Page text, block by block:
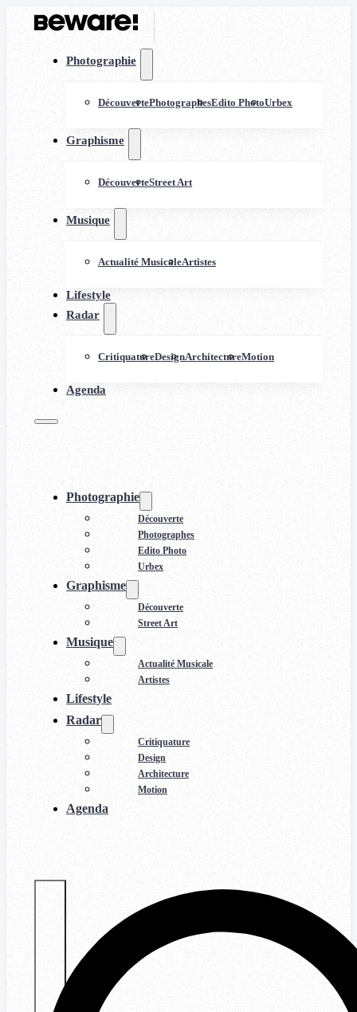
Photographie
DécouvertePhotographesEdito PhotoUrbex
Graphisme
DécouverteStreet Art
Musique
Actualité MusicaleArtistes
Lifestyle
Radar
CritiquatureDesignArchitectureMotion
Agenda
Photographie
Découverte
Photographes
Edito Photo
Urbex
Graphisme
Découverte
Street Art
Musique
Actualité Musicale
Artistes
Lifestyle
Radar
Critiquature
Design
Architecture
Motion
Agenda